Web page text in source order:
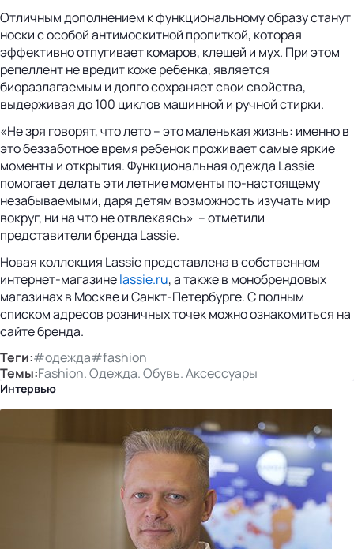
Отличным дополнением к функциональному образу станут
носки с особой антимоскитной пропиткой, которая
эффективно отпугивает комаров, клещей и мух. При этом
репеллент не вредит коже ребенка, является
биоразлагаемым и долго сохраняет свои свойства,
выдерживая до 100 циклов машинной и ручной стирки.
«Не зря говорят, что лето – это маленькая жизнь: именно в
это беззаботное время ребенок проживает самые яркие
моменты и открытия. Функциональная одежда Lassie
помогает делать эти летние моменты по-настоящему
незабываемыми, даря детям возможность изучать мир
вокруг, ни на что не отвлекаясь» – отметили
представители бренда Lassie.
Новая коллекция Lassie представлена в собственном
интернет-магазинеlassie.ru, а также в монобрендовых
магазинах в Москве и Санкт-Петербурге. С полным
списком адресов розничных точек можно ознакомиться на
сайте бренда.
Теги:#одежда#fashion
Темы:Fashion. Одежда. Обувь. Аксессуары
Интервью